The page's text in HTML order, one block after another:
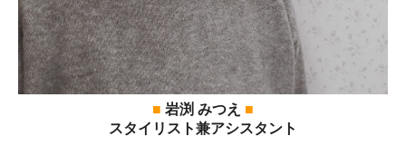
■ 岩渕 みつえ ■
スタイリスト兼アシスタント